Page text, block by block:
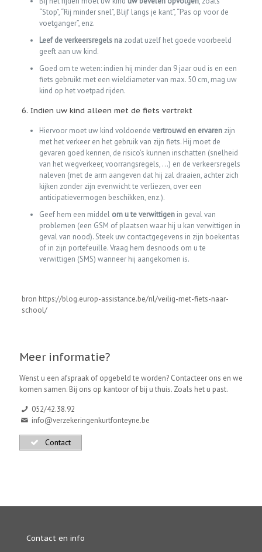
“Stop”, “Rij minder snel”, Blijf langs je kant”, “Pas op voor de
voetganger”, enz.
Leef de verkeersregels nazodat uzelf het goede voorbeeld
geeft aan uw kind.
Goed om te weten: indien hij minder dan 9 jaar oud is en een
fiets gebruikt met een wieldiameter van max. 50 cm, mag uw
kind op het voetpad rijden.
6. Indien uw kind alleen met de fiets vertrekt
Hiervoor moet uw kind voldoende vertrouwd en ervarenzijn
met het verkeer en het gebruik van zijn fiets. Hij moet de
gevaren goed kennen, de risico’s kunnen inschatten (snelheid
van het wegverkeer, voorrangsregels, …) en de verkeersregels
naleven (met de arm aangeven dat hij zal draaien, achter zich
kijken zonder zijn evenwicht te verliezen, over een
anticipatievermogen beschikken, enz.).
Geef hem een middel om u te verwittigenin geval van
problemen (een GSM of plaatsen waar hij u kan verwittigen in
geval van nood). Steek uw contactgegevens in zijn boekentas
of in zijn portefeuille. Vraag hem desnoods om u te
verwittigen (SMS) wanneer hij aangekomen is.
bron https://blog.europ-assistance.be/nl/veilig-met-fiets-naar-
school/
Meer informatie?
Wenst u een afspraak of opgebeld te worden? Contacteer ons en we
komen samen. Bij ons op kantoor of bij u thuis. Zoals het u past.
052/42.38.92
info@verzekeringenkurtfonteyne.be
Contact
Contact en info